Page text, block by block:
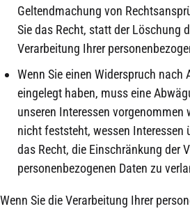
Geltendmachung von
Sie das Recht, statt der Löschung
Verarbeitung Ihrer
Wenn Sie einen Widerspruch nach
eingelegt haben, muss eine
unseren Interessen vorgenommen
nicht feststeht, wessen Interessen
das Recht, die Einschränkung der
personenbezogenen Daten zu
Wenn Sie die Verarbeitung Ihrer